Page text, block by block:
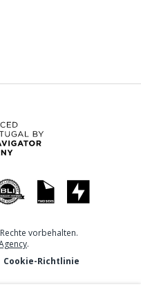
vorbehalten.
.
Cookie-Richtlinie